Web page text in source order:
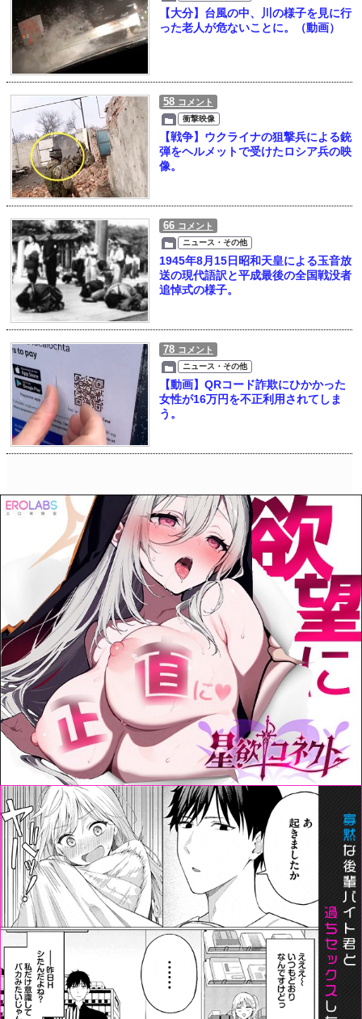
【大分】台風の中、川の様子を見に行
った老人が危ないことに。（動画）
58 コメント
衝撃映像
【戦争】ウクライナの狙撃兵による銃
弾をヘルメットで受けたロシア兵の映
像。
66 コメント
ニュース・その他
1945年8月15日昭和天皇による玉音放
送の現代語訳と平成最後の全国戦没者
追悼式の様子。
78 コメント
ニュース・その他
【動画】QRコード詐欺にひかかった
女性が16万円を不正利用されてしま
う。